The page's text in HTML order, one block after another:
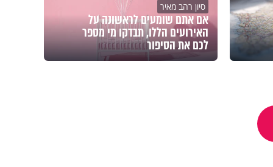
סיון רהב מאיר
אם אתם שומעים לראשונה על
האירועים הללו, תבדקו מי מספר
לכם את הסיפור